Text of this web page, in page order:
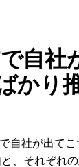
自社
かり
自社が出て
、それぞれの